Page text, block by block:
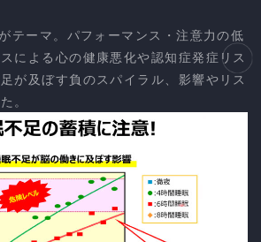
テーマ。パフォーマンス・注意力の低
による心の健康悪化や認知症発症リス
が及ぼす負のスパイラル、影響やリス
。